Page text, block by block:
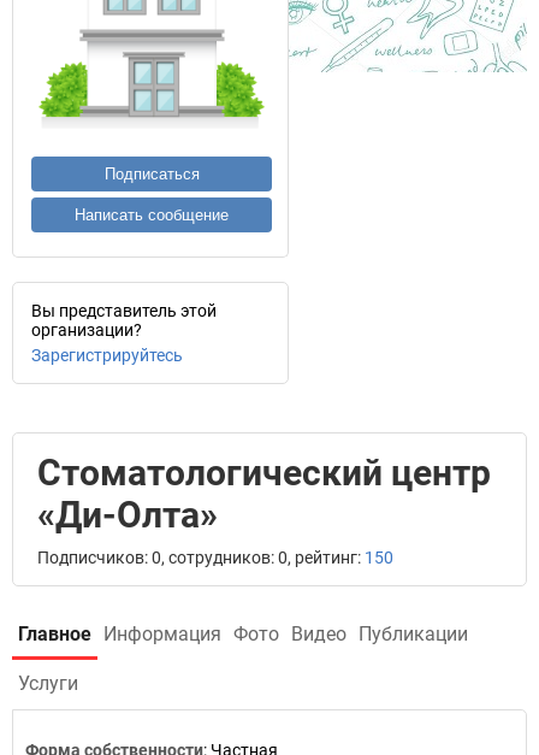
Подписаться
Написать сообщение
Вы представитель этой
организации?
Зарегистрируйтесь
Стоматологический центр
«Ди-Олта»
Подписчиков: 0, сотрудников: 0, рейтинг: 150
Главное Информация Фото Видео Публикации
Услуги
Форма собственности: Частная